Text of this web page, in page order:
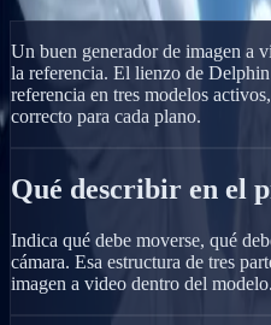
Convertir Imagen a Video
Ver
Un buen generador de imagen a
la referencia. El lienzo de
referencia en tres modelos
correcto para cada plano.
Qué describir en el
Indica qué debe moverse, qué
cámara. Esa estructura de tres
imagen a video dentro del modelo.